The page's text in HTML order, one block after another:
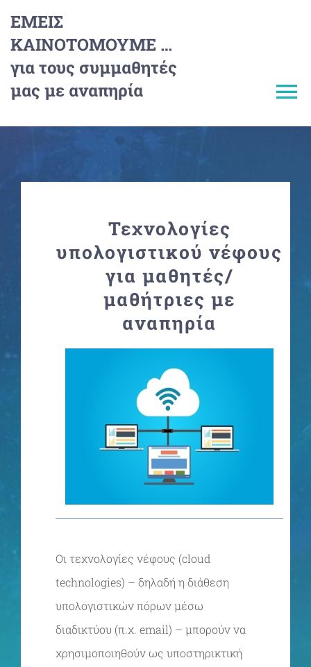
ΕΜΕΙΣ
ΚΑΙΝΟΤΟΜΟΥΜΕ …
για τους συμμαθητές
μας με αναπηρία
Έργα Μαθητών
Σχολικές Μονάδες
Τεχνολογίες
υπολογιστικού νέφους
για μαθητές/
μαθήτριες με
αναπηρία
Οι τεχνολογίες νέφους (cloud
technologies) – δηλαδή η διάθεση
υπολογιστικών πόρων μέσω
διαδικτύου (π.χ. email) – μπορούν να
χρησιμοποιηθούν ως υποστηρικτική